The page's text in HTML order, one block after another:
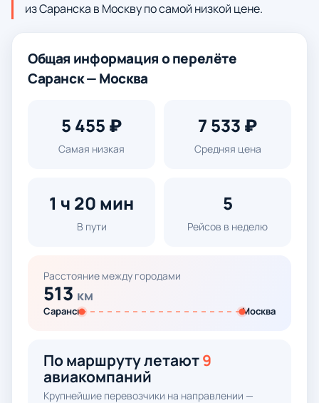
из Саранска в Москву по самой низкой цене.
Общая информация о перелёте
Саранск — Москва
5 455 ₽
Самая низкая
7 533 ₽
Средняя цена
1 ч 20 мин
В пути
5
Рейсов в неделю
Расстояние между городами
513 км
Саранск Москва
По маршруту летают9
авиакомпаний
Крупнейшие перевозчики на направлении —